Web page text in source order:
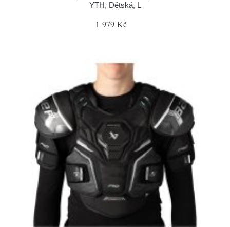
YTH, Dětská, L
1 979 Kč